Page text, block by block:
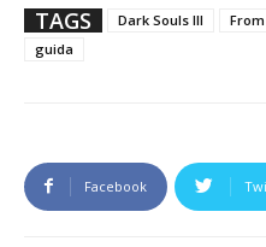
TAGS Dark Souls III
guida
Facebook